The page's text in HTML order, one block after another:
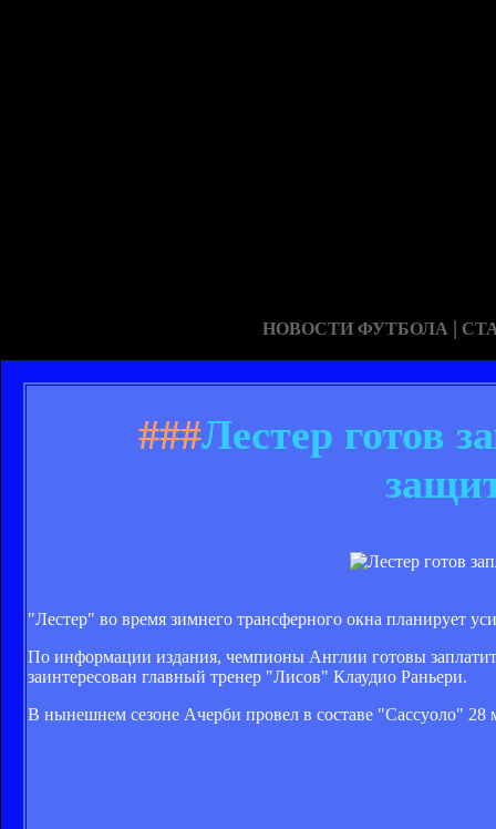
НОВОСТИ ФУТБОЛА |
###Лестер готов
"Лестер" во время зимнего трансферного окна планирует
По информации издания, чемпионы Англии готовы
заинтересован главный тренер "Лисов" Клаудио Раньери.
В нынешнем сезоне Ачерби провел в составе "Сассуоло" 28